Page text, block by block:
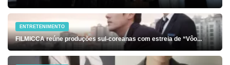
ENTRETENIMENTO
FILMICCA reúne produções sul-coreanas com estreia de “Vôo...